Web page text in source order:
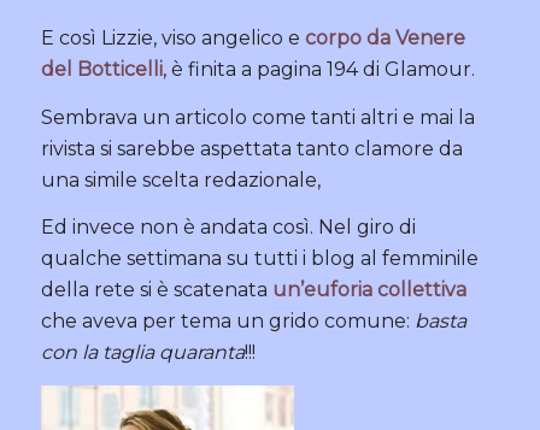
E così Lizzie, viso angelico e corpo da Venere
del Botticelli, è finita a pagina 194 di Glamour.
Sembrava un articolo come tanti altri e mai la
rivista si sarebbe aspettata tanto clamore da
una simile scelta redazionale,
Ed invece non è andata così. Nel giro di
qualche settimana su tutti i blog al femminile
della rete si è scatenata un’euforia collettiva
che aveva per tema un grido comune: basta
con la taglia quaranta!!!